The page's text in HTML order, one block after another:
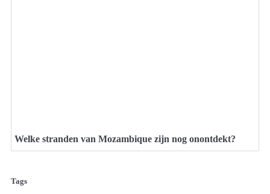
Welke stranden van Mozambique zijn nog onontdekt?
Tags